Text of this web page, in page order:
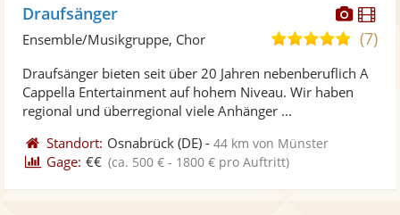
Fotos
Draufsänger
5,0
5
(7)
Ensemble/Musikgruppe, Chor
Draufsänger bieten seit über 20 Jahren nebenberuflich A
Cappella Entertainment auf hohem Niveau. Wir haben
regional und überregional viele Anhänger ...
Standort: Osnabrück (DE) -44 km von Münster
Gage: €€ (ca. 500 € - 1800 € pro Auftritt)